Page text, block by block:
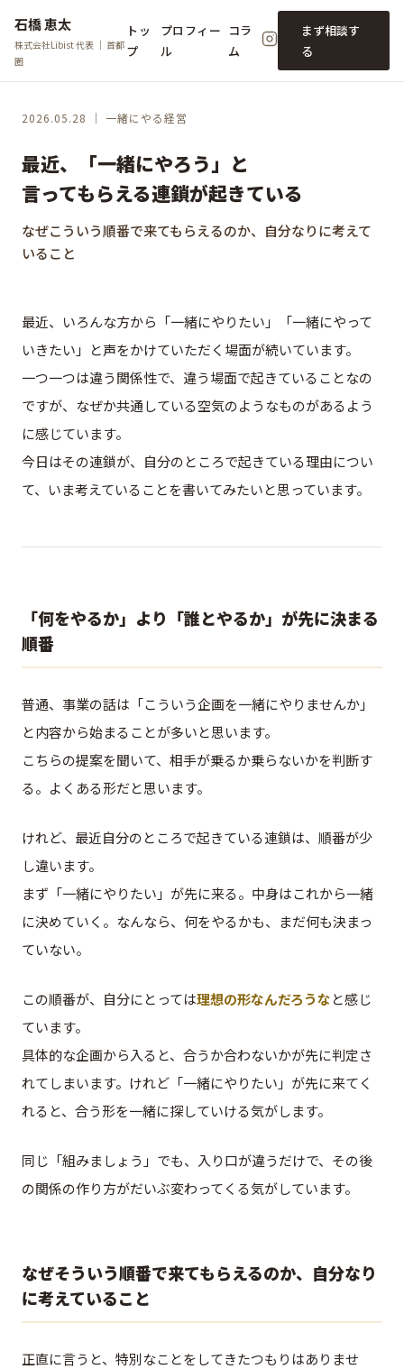
石橋 恵太
株式会社Libist 代表 ｜ 首都
圏
トッ
プ
プロフィー
ル
コラ
ム
まず相談す
る
2026.05.28 ｜ 一緒にやる経営
最近、「一緒にやろう」と
言ってもらえる連鎖が起きている
なぜこういう順番で来てもらえるのか、自分なりに考えて
いること
最近、いろんな方から「一緒にやりたい」「一緒にやって
いきたい」と声をかけていただく場面が続いています。
一つ一つは違う関係性で、違う場面で起きていることなの
ですが、なぜか共通している空気のようなものがあるよう
に感じています。
今日はその連鎖が、自分のところで起きている理由につい
て、いま考えていることを書いてみたいと思っています。
「何をやるか」より「誰とやるか」が先に決まる
順番
普通、事業の話は「こういう企画を一緒にやりませんか」
と内容から始まることが多いと思います。
こちらの提案を聞いて、相手が乗るか乗らないかを判断す
る。よくある形だと思います。
けれど、最近自分のところで起きている連鎖は、順番が少
し違います。
まず「一緒にやりたい」が先に来る。中身はこれから一緒
に決めていく。なんなら、何をやるかも、まだ何も決まっ
ていない。
この順番が、自分にとっては理想の形なんだろうなと感じ
ています。
具体的な企画から入ると、合うか合わないかが先に判定さ
れてしまいます。けれど「一緒にやりたい」が先に来てく
れると、合う形を一緒に探していける気がします。
同じ「組みましょう」でも、入り口が違うだけで、その後
の関係の作り方がだいぶ変わってくる気がしています。
なぜそういう順番で来てもらえるのか、自分なり
に考えていること
正直に言うと、特別なことをしてきたつもりはありませ